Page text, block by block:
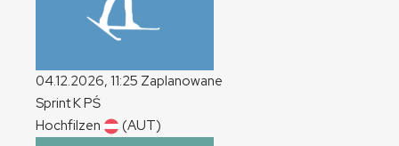
04.12.2026, 11:25 Zaplanowane
SprintKPŚ
Hochfilzen
(AUT)